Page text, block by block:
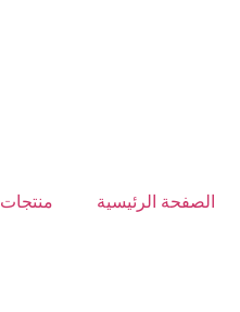
الصفحة الرئيسية منتجات